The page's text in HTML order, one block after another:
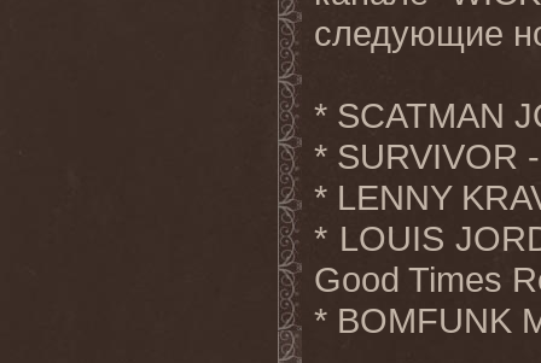
следующие
* SCATMAN
* SURVIVOR
* LENNY
* LOUIS
Good Times
* BOMFUNK